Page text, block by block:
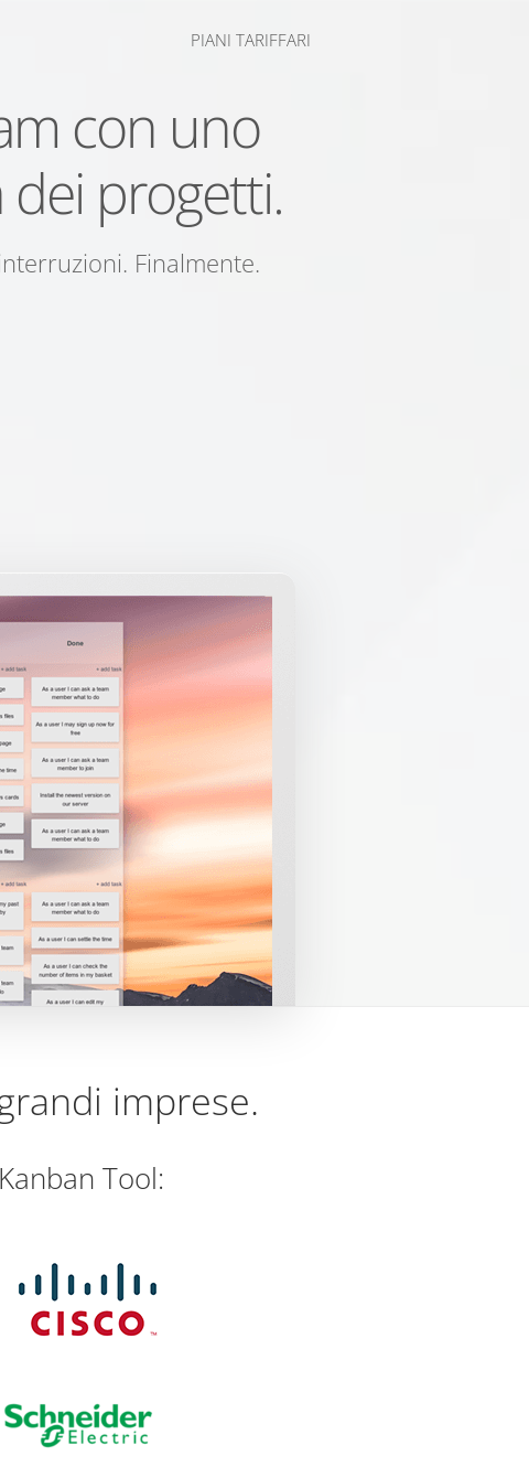
PIANI TARIFFARI
con uno
progetti.
Finalmente.
imprese.
Tool: